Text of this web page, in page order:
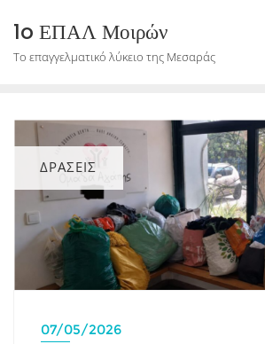
content
1o ΕΠΑΛ Μοιρών
Το επαγγελματικό λύκειο της Μεσαράς
ΔΡΑΣΕΙΣ
07/05/2026